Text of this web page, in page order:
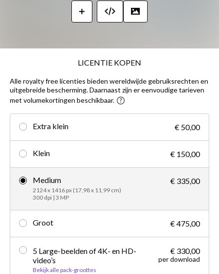
LICENTIE KOPEN
Alle royalty free licenties bieden wereldwijde gebruiksrechten en
uitgebreide bescherming. Daarnaast zijn er eenvoudige tarieven
met volumekortingen beschikbaar.
Extra klein € 50,00
Klein € 150,00
Medium
2124 x 1416 px (17,98 x 11,99 cm)
300 dpi | 3 MP
€ 335,00
Groot € 475,00
5 Large-beelden of 4K- en HD-
video’s
Bekijk alle pack-groottes
€ 330,00
per download